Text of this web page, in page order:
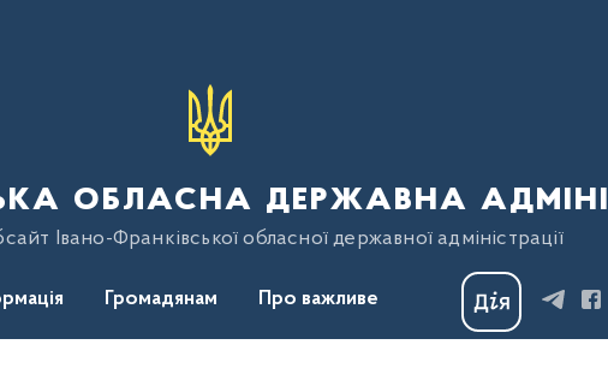
обласна державна
Івано-Франківської обласної державної адміністрації
Громадянам Про важливе